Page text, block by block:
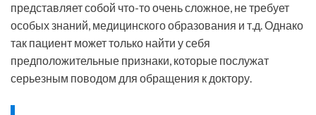
представляет собой что-то очень сложное, не требует
особых знаний, медицинского образования и т.д. Однако
так пациент может только найти у себя
предположительные признаки, которые послужат
серьезным поводом для обращения к доктору.